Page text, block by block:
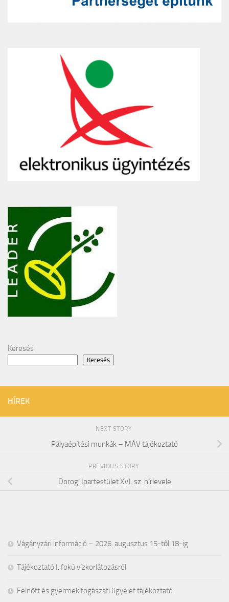
Keresés
Keresés
HÍREK
NEXT STORY
Pályaépítési munkák – MÁV tájékoztató
PREVIOUS STORY
Dorogi Ipartestület XVI. sz. hírlevele
Vágányzári információ – 2026. augusztus 15-től 18-ig
Tájékoztató I. fokú vízkorlátozásról
Felnőtt és gyermek fogászati ügyelet tájékoztató